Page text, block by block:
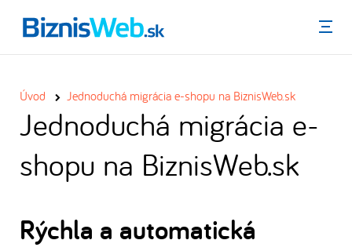
Menu
Jednoduchá migrácia e-
shopu na BiznisWeb.sk
Úvod Jednoduchá migrácia e-shopu na BiznisWeb.sk
Rýchla a automatická